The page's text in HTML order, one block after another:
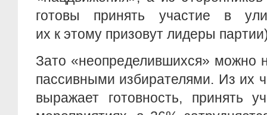
готовы принять участие в
их к этому призовут лидеры
Зато «неопределившихся» можно
пассивными избирателями. Из их
выражает готовность, принять